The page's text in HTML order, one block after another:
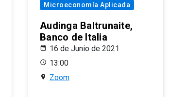
Microeconomía Aplicada
Audinga Baltrunaite,
Banco de Italia
16 de Junio de 2021
13:00
Zoom